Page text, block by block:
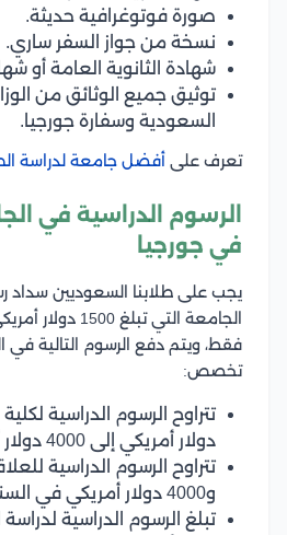
صورة فوتوغرافية حديثة.
نسخة من جواز السفر ساري.
شهادة الثانوية العامة أو
توثيق جميع الوثائق من
السعودية وسفارة جورجيا.
تعرف على أفضل جامعة لدراسة
الرسوم الدراسية في
في جورجيا
يجب على طلابنا السعوديين
الجامعة التي تبلغ
فقط، ويتم دفع الرسوم التالية في
تخصص:
دولار أمريكي إلى 4000 دولار أمريكي سنويًا.
و4000 دولار أمريكي في السنة.